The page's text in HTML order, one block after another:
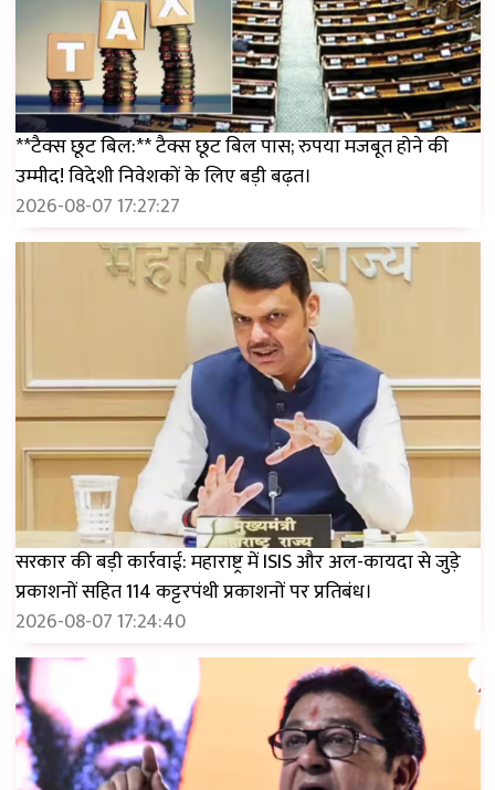
**टैक्स छूट बिल:** टैक्स छूट बिल पास; रुपया मजबूत होने की
उम्मीद! विदेशी निवेशकों के लिए बड़ी बढ़त।
2026-08-07 17:27:27
सरकार की बड़ी कार्रवाई: महाराष्ट्र में ISIS और अल-कायदा से जुड़े
प्रकाशनों सहित 114 कट्टरपंथी प्रकाशनों पर प्रतिबंध।
2026-08-07 17:24:40